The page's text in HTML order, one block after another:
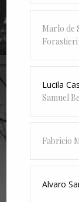
Marlo de
Forastieri
Lucila
Samuel
Fabricio
Alvaro